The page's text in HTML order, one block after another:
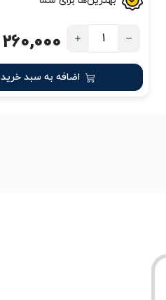
260,000 تومان
اضافه به سبد خرید